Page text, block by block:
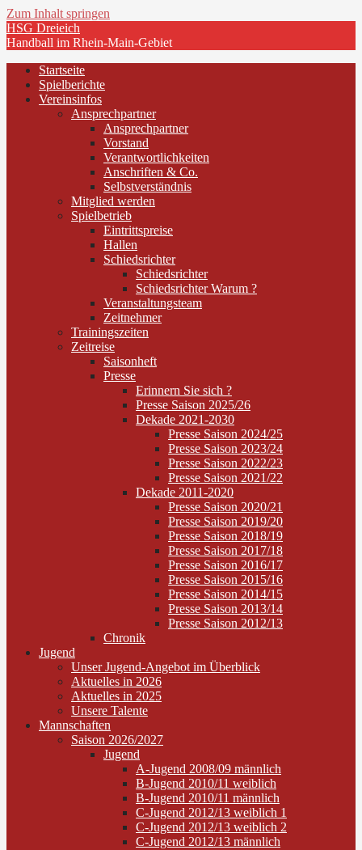
Zum Inhalt springen
HSG Dreieich
Handball im Rhein-Main-Gebiet
Startseite
Spielberichte
Vereinsinfos
Ansprechpartner
Ansprechpartner
Vorstand
Verantwortlichkeiten
Anschriften & Co.
Selbstverständnis
Mitglied werden
Spielbetrieb
Eintrittspreise
Hallen
Schiedsrichter
Schiedsrichter
Schiedsrichter Warum ?
Veranstaltungsteam
Zeitnehmer
Trainingszeiten
Zeitreise
Saisonheft
Presse
Erinnern Sie sich ?
Presse Saison 2025/26
Dekade 2021-2030
Presse Saison 2024/25
Presse Saison 2023/24
Presse Saison 2022/23
Presse Saison 2021/22
Dekade 2011-2020
Presse Saison 2020/21
Presse Saison 2019/20
Presse Saison 2018/19
Presse Saison 2017/18
Presse Saison 2016/17
Presse Saison 2015/16
Presse Saison 2014/15
Presse Saison 2013/14
Presse Saison 2012/13
Chronik
Jugend
Unser Jugend-Angebot im Überblick
Aktuelles in 2026
Aktuelles in 2025
Unsere Talente
Mannschaften
Saison 2026/2027
Jugend
A-Jugend 2008/09 männlich
B-Jugend 2010/11 weiblich
B-Jugend 2010/11 männlich
C-Jugend 2012/13 weiblich 1
C-Jugend 2012/13 weiblich 2
C-Jugend 2012/13 männlich